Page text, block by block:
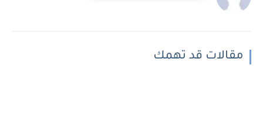
مقالات قد تهمك